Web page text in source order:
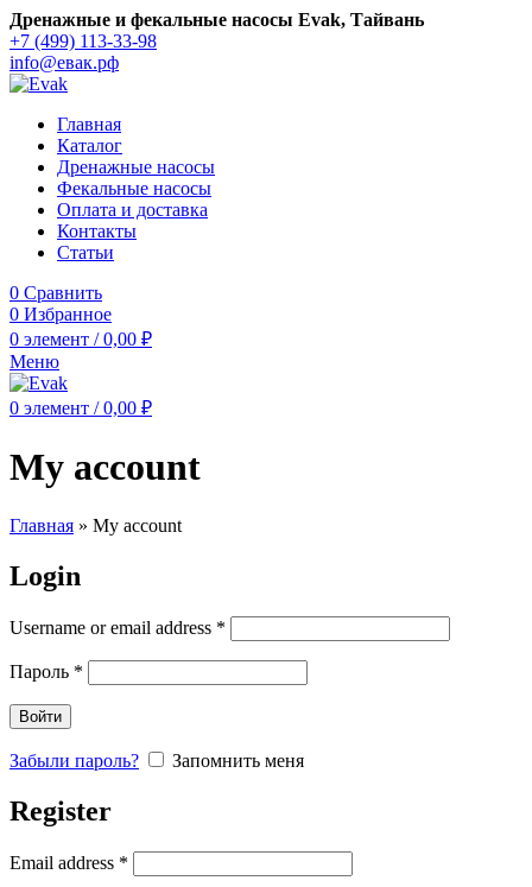
Дренажные и фекальные насосы Evak, Тайвань
+7 (499) 113-33-98
info@евак.рф
Главная
Каталог
Дренажные насосы
Фекальные насосы
Оплата и доставка
Контакты
Статьи
0 Сравнить
0 Избранное
0 элемент / 0,00 ₽
Меню
0 элемент / 0,00 ₽
My account
Главная » My account
Login
Username or email address *
Пароль *
Войти
Забыли пароль? Запомнить меня
Register
Email address *